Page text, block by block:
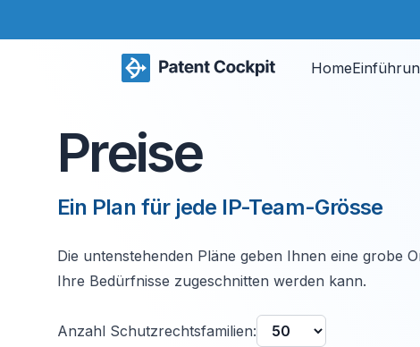
Home
Preise
Ein Plan für jede IP-Team-Grösse
Die untenstehenden Pläne geben Ihnen eine grobe
Ihre Bedürfnisse zugeschnitten werden kann.
Anzahl Schutzrechtsfamilien: